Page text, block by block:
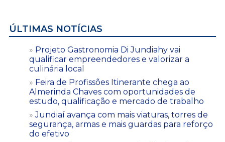
ÚLTIMAS NOTÍCIAS
Projeto Gastronomia Di Jundiahy vai
qualificar empreendedores e valorizar a
culinária local
Feira de Profissões Itinerante chega ao
Almerinda Chaves com oportunidades de
estudo, qualificação e mercado de trabalho
Jundiaí avança com mais viaturas, torres de
segurança, armas e mais guardas para reforço
do efetivo